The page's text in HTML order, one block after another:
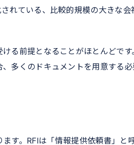
れている、比較的規模の大きな会
る前提となることがほとんどです
多くのドキュメントを用意する
す。RFIは「情報提供依頼書」と